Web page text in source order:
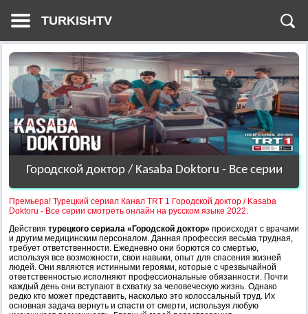
TURKISHTV
Городской доктор / Kasaba Doktoru - Все серии
Премьера! Турецкий сериал Канал TRT 1 Городской доктор / Kasaba
Doktoru - Все серии смотреть онлайн на русском языке 2022.
Действия турецкого сериала «Городской доктор» происходят с врачами
и другим медицинским персоналом. Данная профессия весьма трудная,
требует ответственности. Ежедневно они борются со смертью,
используя все возможности, свои навыки, опыт для спасения жизней
людей. Они являются истинными героями, которые с чрезвычайной
ответственностью исполняют профессиональные обязанности. Почти
каждый день они вступают в схватку за человеческую жизнь. Однако
редко кто может представить, насколько это колоссальный труд. Их
основная задача вернуть и спасти от смерти, используя любую